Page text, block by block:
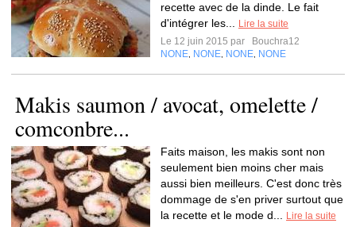
recette avec de la dinde. Le fait
d'intégrer les...
Lire la suite
Le 12 juin 2015 par
Bouchra12
NONE NONE NONE NONE
Makis saumon / avocat, omelette /
comconbre...
Faits maison, les makis sont non
seulement bien moins cher mais
aussi bien meilleurs. C'est donc très
dommage de s'en priver surtout que
la recette et le mode d...
Lire la suite